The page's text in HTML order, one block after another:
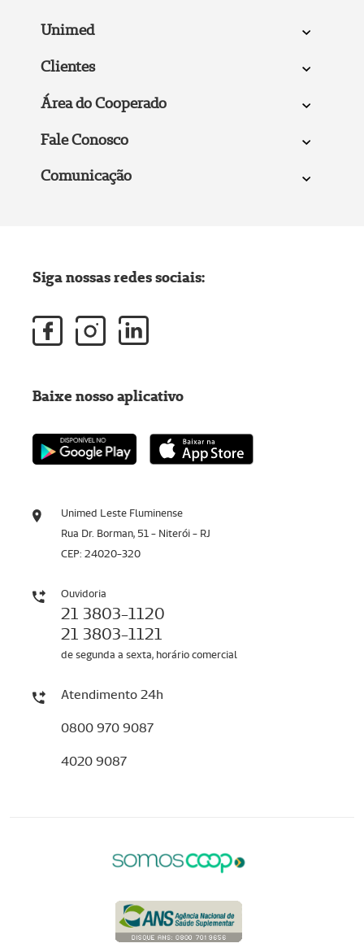
Unimed
Clientes
Área do Cooperado
Fale Conosco
Comunicação
Unimed Leste Fluminense
Rua Dr. Borman, 51 - Niterói - RJ
CEP: 24020-320
Ouvidoria
21 3803-1120
21 3803-1121
de segunda a sexta, horário comercial
Atendimento 24h
0800 970 9087
4020 9087
Siga nossas redes sociais:
Baixe nosso aplicativo